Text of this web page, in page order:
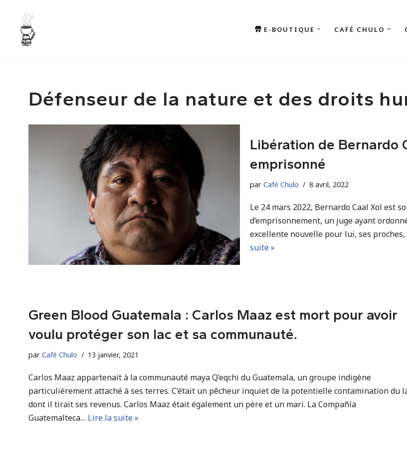
Aller
E-BOUTIQUE CAFÉ CHULO
Défenseur de la nature et des droits
Libération de Bernardo
emprisonné
par Café Chulo 8 avril, 2022
Le 24 mars 2022, Bernardo Caal Xol est
d’emprisonnement, un juge ayant
excellente nouvelle pour lui, ses proches,
suite »
Green Blood Guatemala : Carlos Maaz est mort pour avoir
voulu protéger son lac et sa communauté.
par Café Chulo 13 janvier, 2021
Carlos Maaz appartenait à la communauté maya Q’eqchi du Guatemala, un groupe indigène
particulièrement attaché à ses terres. C’était un pêcheur inquiet de la potentielle contamination du
dont il tirait ses revenus. Carlos Maaz était également un père et un mari. La Compañía
Guatemalteca… Lire la suite »